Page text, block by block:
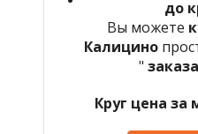
до
Вы можете
Калицино
"
Круг цена за